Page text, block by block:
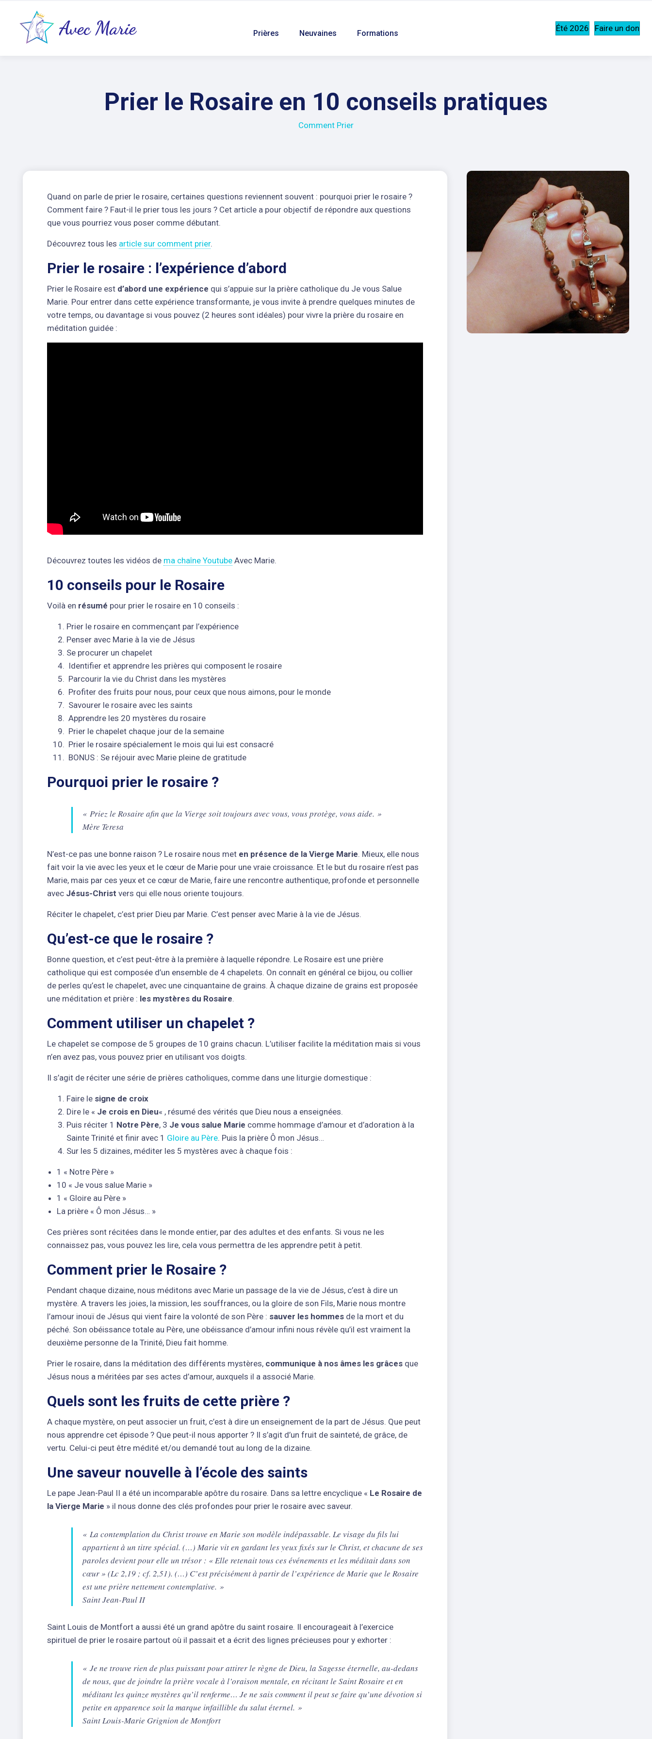
Prières Neuvaines Formations
Été 2026 Faire un don
Prier le Rosaire en 10 conseils pratiques
Comment Prier
Quand on parle de prier le rosaire, certaines questions reviennent souvent : pourquoi prier le rosaire ?
Comment faire ? Faut-il le prier tous les jours ? Cet article a pour objectif de répondre aux questions
que vous pourriez vous poser comme débutant.
Découvrez tous les article sur comment prier.
Prier le rosaire : l’expérience d’abord
Prier le Rosaire est d’abord une expérience qui s’appuie sur la prière catholique du Je vous Salue
Marie. Pour entrer dans cette expérience transformante, je vous invite à prendre quelques minutes de
votre temps, ou davantage si vous pouvez (2 heures sont idéales) pour vivre la prière du rosaire en
méditation guidée :
Découvrez toutes les vidéos de ma chaîne Youtube Avec Marie.
10 conseils pour le Rosaire
Voilà en résumé pour prier le rosaire en 10 conseils :
Prier le rosaire en commençant par l’expérience
Penser avec Marie à la vie de Jésus
Se procurer un chapelet
Identifier et apprendre les prières qui composent le rosaire
Parcourir la vie du Christ dans les mystères
Profiter des fruits pour nous, pour ceux que nous aimons, pour le monde
Savourer le rosaire avec les saints
Apprendre les 20 mystères du rosaire
Prier le chapelet chaque jour de la semaine
Prier le rosaire spécialement le mois qui lui est consacré
BONUS : Se réjouir avec Marie pleine de gratitude
Pourquoi prier le rosaire ?
« Priez le Rosaire afin que la Vierge soit toujours avec vous, vous protège, vous aide. »
Mère Teresa
N’est-ce pas une bonne raison ? Le rosaire nous met en présence de la Vierge Marie. Mieux, elle nous
fait voir la vie avec les yeux et le cœur de Marie pour une vraie croissance. Et le but du rosaire n’est pas
Marie, mais par ces yeux et ce cœur de Marie, faire une rencontre authentique, profonde et personnelle
avec Jésus-Christ vers qui elle nous oriente toujours.
Réciter le chapelet, c’est prier Dieu par Marie. C’est penser avec Marie à la vie de Jésus.
Qu’est-ce que le rosaire ?
Bonne question, et c’est peut-être à la première à laquelle répondre. Le Rosaire est une prière
catholique qui est composée d’un ensemble de 4 chapelets. On connaît en général ce bijou, ou collier
de perles qu’est le chapelet, avec une cinquantaine de grains. À chaque dizaine de grains est proposée
une méditation et prière : les mystères du Rosaire.
Comment utiliser un chapelet ?
Le chapelet se compose de 5 groupes de 10 grains chacun. L’utiliser facilite la méditation mais si vous
n’en avez pas, vous pouvez prier en utilisant vos doigts.
Il s’agit de réciter une série de prières catholiques, comme dans une liturgie domestique :
Faire le signe de croix
Dire le « Je crois en Dieu« , résumé des vérités que Dieu nous a enseignées.
Puis réciter 1 Notre Père, 3 Je vous salue Marie comme hommage d’amour et d’adoration à la
Sainte Trinité et finir avec 1 Gloire au Père. Puis la prière Ô mon Jésus…
Sur les 5 dizaines, méditer les 5 mystères avec à chaque fois :
1 « Notre Père »
10 « Je vous salue Marie »
1 « Gloire au Père »
La prière « Ô mon Jésus… »
Ces prières sont récitées dans le monde entier, par des adultes et des enfants. Si vous ne les
connaissez pas, vous pouvez les lire, cela vous permettra de les apprendre petit à petit.
Comment prier le Rosaire ?
Pendant chaque dizaine, nous méditons avec Marie un passage de la vie de Jésus, c’est à dire un
mystère. A travers les joies, la mission, les souffrances, ou la gloire de son Fils, Marie nous montre
l’amour inouï de Jésus qui vient faire la volonté de son Père : sauver les hommes de la mort et du
péché. Son obéissance totale au Père, une obéissance d’amour infini nous révèle qu’il est vraiment la
deuxième personne de la Trinité, Dieu fait homme.
Prier le rosaire, dans la méditation des différents mystères, communique à nos âmes les grâces que
Jésus nous a méritées par ses actes d’amour, auxquels il a associé Marie.
Quels sont les fruits de cette prière ?
A chaque mystère, on peut associer un fruit, c’est à dire un enseignement de la part de Jésus. Que peut
nous apprendre cet épisode ? Que peut-il nous apporter ? Il s’agit d’un fruit de sainteté, de grâce, de
vertu. Celui-ci peut être médité et/ou demandé tout au long de la dizaine.
Une saveur nouvelle à l’école des saints
Le pape Jean-Paul II a été un incomparable apôtre du rosaire. Dans sa lettre encyclique « Le Rosaire de
la Vierge Marie » il nous donne des clés profondes pour prier le rosaire avec saveur.
« La contemplation du Christ trouve en Marie son modèle indépassable. Le visage du fils lui
appartient à un titre spécial. (…) Marie vit en gardant les yeux fixés sur le Christ, et chacune de ses
paroles devient pour elle un trésor : « Elle retenait tous ces événements et les méditait dans son
cœur » (Lc 2,19 ; cf. 2,51). (…) C’est précisément à partir de l’expérience de Marie que le Rosaire
est une prière nettement contemplative. »
Saint Jean-Paul II
Saint Louis de Montfort a aussi été un grand apôtre du saint rosaire. Il encourageait à l’exercice
spirituel de prier le rosaire partout où il passait et a écrit des lignes précieuses pour y exhorter :
« Je ne trouve rien de plus puissant pour attirer le règne de Dieu, la Sagesse éternelle, au-dedans
de nous, que de joindre la prière vocale à l’oraison mentale, en récitant le Saint Rosaire et en
méditant les quinze mystères qu’il renferme… Je ne sais comment il peut se faire qu’une dévotion si
petite en apparence soit la marque infaillible du salut éternel. »
Saint Louis-Marie Grignion de Montfort